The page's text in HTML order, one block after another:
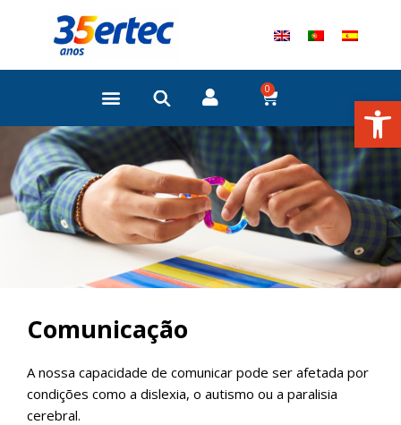
0
Cart
Comunicação
A nossa capacidade de comunicar pode ser afetada por
condições como a dislexia, o autismo ou a paralisia
cerebral.